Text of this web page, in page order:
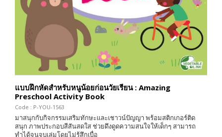
แบบฝึกหัดสำหรับหนูน้อยก่อนวัยเรียน : Amazing
Preschool Activity Book
Code : P-YOU-1563
มาสนุกกับกิจกรรมเสริมทักษะและเชาวน์ปัญญา พร้อมสติกเกอร์ติด
สนุก ภาพประกอบสีสันสดใส ช่วยดึงดูดความสนใจให้เด็กๆ สามารถ
ทำได้จนจบเล่มโดยไม่รู้สึกเบื่อ